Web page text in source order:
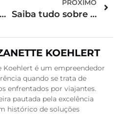
Aniversário Latam e das demais companhias aéreas: confira datas e benefícios
PRÓXIMO
Saiba tudo sobre o que é e como funciona a franquia de bagagem
KOEHLERT
Koehlert é um empreendedor
quando se trata de
enfrentados por viajantes.
pautada pela excelência
histórico de soluções